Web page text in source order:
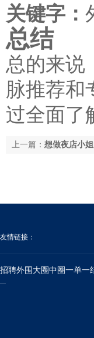
关键字：
总结
总的来说
脉推荐和
过全面了
上一篇： 想做夜店小
友情链接：
招聘外围大圈中圈一单一